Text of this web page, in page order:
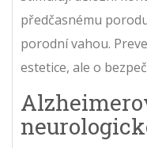
předčasnému
porodní vahou.
estetice, ale o